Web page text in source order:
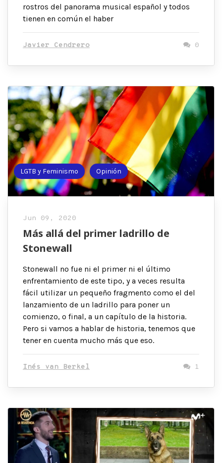
rostros del panorama musical español y todos
tienen en común el haber
Javier Cendrero 0
LGTB y Feminismo Opinión
Jun 09, 2020
Más allá del primer ladrillo de
Stonewall
Stonewall no fue ni el primer ni el último
enfrentamiento de este tipo, y a veces resulta
fácil utilizar un pequeño fragmento como el del
lanzamiento de un ladrillo para poner un
comienzo, o final, a un capítulo de la historia.
Pero si vamos a hablar de historia, tenemos que
tener en cuenta mucho más que eso.
Inés van Berkel 1